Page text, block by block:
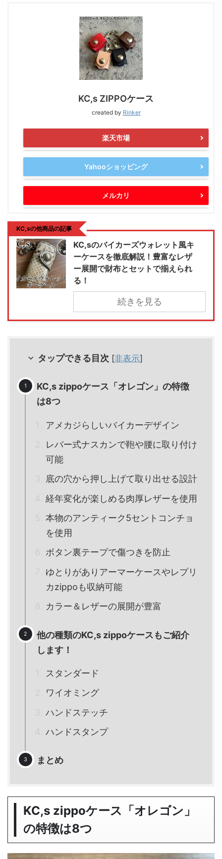
KC,s ZIPPOケース
created by Rinker
楽天市場
Yahooショッピング
メルカリ
KC,sの他商品の記事
KC,sのバイカーズウォレット風キ
ーケースを徹底解説！豊富なレザ
ー展開で財布とセットで揃えられ
る！
続きを見る
タップできる目次 [非表示]
KC,s zippoケース「オレゴン」の特徴
は8つ
アメカジらしいバイカーデザイン
レバー式ナスカンで鞄や腰に取り付け
可能
底の穴から押し上げて取り出せる設計
経年変化が楽しめる肉厚レザーを使用
本物のアンティーク5セントコンチョ
を使用
ボタン裏テープで傷つきを防止
ゆとりがありアーマーケースやレプリ
カzippoも収納可能
カラー＆レザーの展開が豊富
他の種類のKC,s zippoケースもご紹介
します！
スタンダード
ワイオミング
ハンドステッチ
ハンドスタンプ
まとめ
KC,s zippoケース「オレゴン」
の特徴は8つ